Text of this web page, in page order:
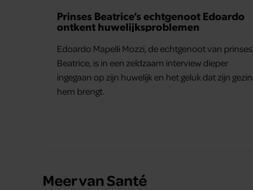
Prinses Beatrice’s echtgenoot Edoardo
ontkent huwelijksproblemen
Edoardo Mapelli Mozzi, de echtgenoot van prinses
Beatrice, is in een zeldzaam interview dieper
ingegaan op zijn huwelijk en het geluk dat zijn gezin
hem brengt.
Meer van Santé